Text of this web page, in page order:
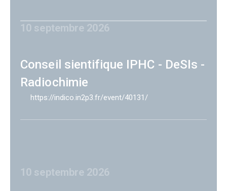
10 septembre 2026
Conseil sientifique IPHC - DeSIs -
Radiochimie
https://indico.in2p3.fr/event/40131/
10 septembre 2026